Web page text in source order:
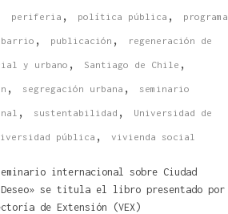
periferia , política pública , programa
, publicación , regeneración de
y urbano , Santiago de Chile ,
, segregación urbana , seminario
, sustentabilidad , Universidad de
pública , vivienda social
internacional sobre Ciudad
Deseo» se titula el libro presentado por
de Extensión (VEX)